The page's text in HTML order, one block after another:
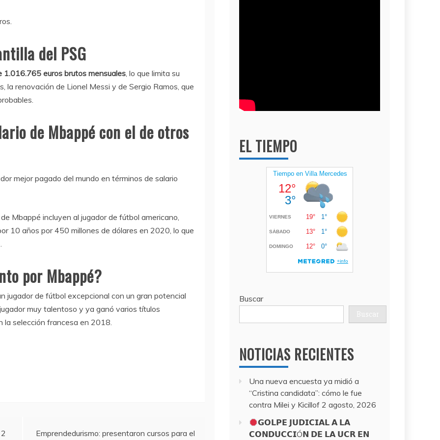
del PSG
1.016.765 euros brutos mensuales, lo que limita su
la renovación de Lionel Messi y de Sergio Ramos, que
de Mbappé con el de otros
mejor pagado del mundo en términos de salario
Mbappé incluyen al jugador de fútbol americano,
10 años por 450 millones de dólares en 2020, lo que
por Mbappé?
jugador de fútbol excepcional con un gran potencial
muy talentoso y ya ganó varios títulos
la selección francesa en 2018.
Emprendedurismo: presentaron cursos para el
EL TIEMPO
Buscar
Buscar
NOTICIAS RECIENTES
Una nueva encuesta ya midió a
“Cristina candidata”: cómo le fue
contra Milei y Kicillof 2 agosto, 2026
𝗚𝗢𝗟𝗣𝗘 𝗝𝗨𝗗𝗜𝗖𝗜𝗔𝗟 𝗔 𝗟𝗔
𝗖𝗢𝗡𝗗𝗨𝗖𝗖𝗜Ó𝗡 𝗗𝗘 𝗟𝗔 𝗨𝗖𝗥 𝗘𝗡